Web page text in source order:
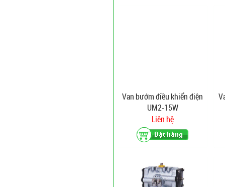
Van bướm điều khiển điện
UM2-15W
Liên hệ